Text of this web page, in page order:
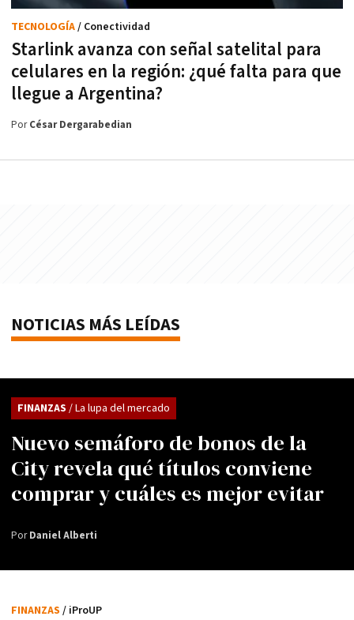
Starlink avanza con señal satelital para
celulares en la región: ¿qué falta para que
llegue a Argentina?
TECNOLOGÍA/ Conectividad
PorCésar Dergarabedian
NOTICIAS MÁS LEÍDAS
Nuevo semáforo de bonos de la
City revela qué títulos conviene
comprar y cuáles es mejor evitar
FINANZAS / La lupa del mercado
PorDaniel Alberti
FINANZAS / iProUP